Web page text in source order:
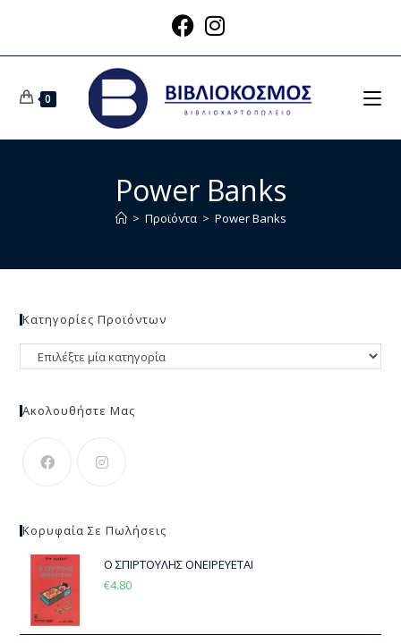
0
Power Banks
> Προϊόντα > Power Banks
Κατηγορίες Προϊόντων
Ακολουθήστε Μας
Κορυφαία Σε Πωλήσεις
Ο ΣΠΙΡΤΟΥΛΗΣ ΟΝΕΙΡΕΥΕΤΑΙ
€4.80